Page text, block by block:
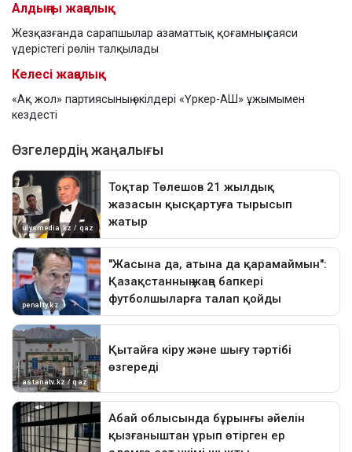
Алдыңғы жаңалық
Жезқазғанда сарапшылар азаматтық қоғамның саяси
үдерістегі рөлін талқылады
Келесі жаңалық
«Ақ жол» партиясының өкілдері «Үркер-АШ» ұжымымен
кездесті